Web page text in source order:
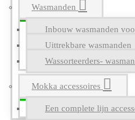
Wasmanden
Inbouw wasmanden
Uittrekbare wasmanden
Wassorteerders-
Mokka accessoires
Een complete lijn